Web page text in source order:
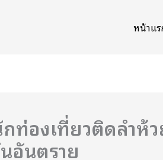
หน้าแ
กท่องเที่ยวติดลำห้
อันตราย